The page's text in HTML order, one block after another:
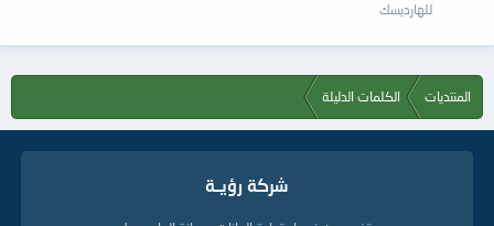
للهارديسك
المنتديات الكلمات الدليلة
شركة رؤيــة